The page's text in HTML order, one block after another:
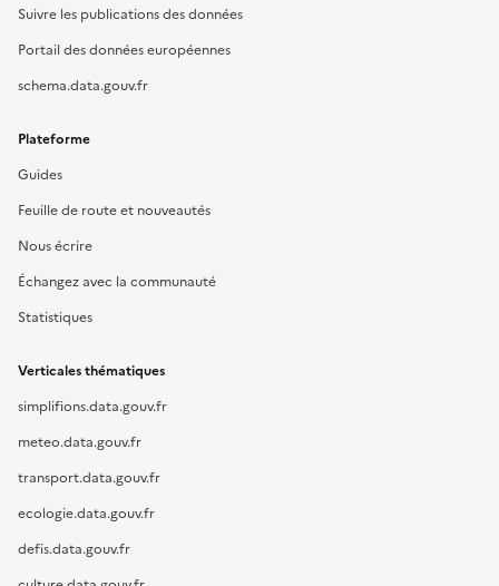
Suivre les publications des données
Portail des données européennes
schema.data.gouv.fr
Plateforme
Guides
Feuille de route et nouveautés
Nous écrire
Échangez avec la communauté
Statistiques
Verticales thématiques
simplifions.data.gouv.fr
meteo.data.gouv.fr
transport.data.gouv.fr
ecologie.data.gouv.fr
defis.data.gouv.fr